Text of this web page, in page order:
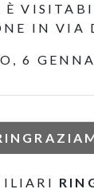
IN VIA
6